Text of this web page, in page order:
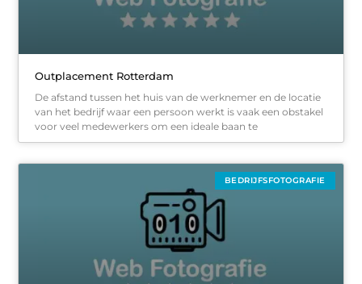
Outplacement Rotterdam
De afstand tussen het huis van de werknemer en de locatie
van het bedrijf waar een persoon werkt is vaak een obstakel
voor veel medewerkers om een ideale baan te
BEDRIJFSFOTOGRAFIE